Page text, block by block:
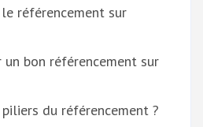
référencement sur
un bon référencement sur
du référencement ?